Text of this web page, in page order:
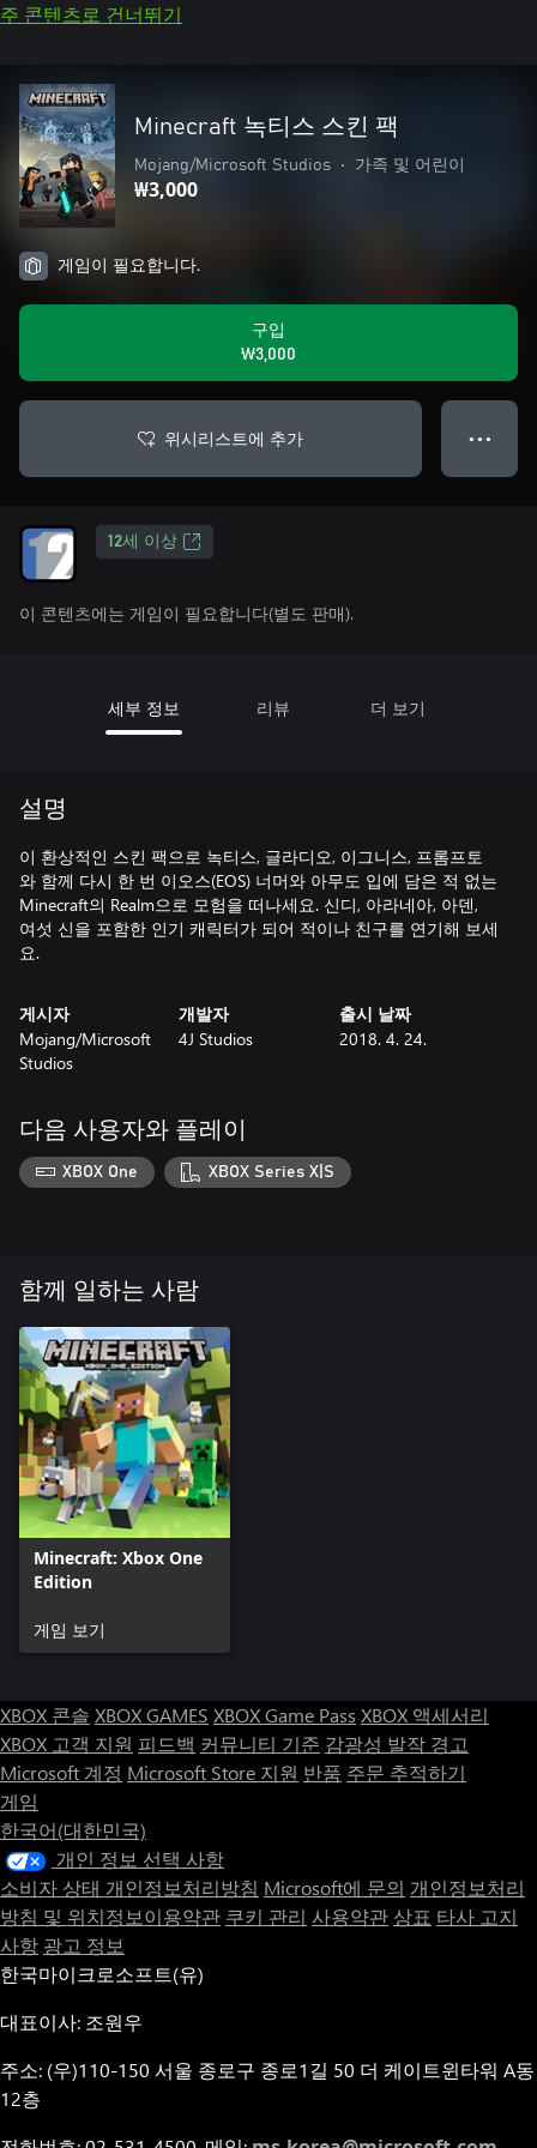
주 콘텐츠로 건너뛰기
Minecraft 녹티스 스킨 팩
Mojang/Microsoft Studios • 가족 및 어린이
₩3,000
게임이 필요합니다.
구입
₩3,000
위시리스트에 추가 ● ● ●
12세 이상
이 콘텐츠에는 게임이 필요합니다(별도 판매).
세부 정보 리뷰 더 보기
설명
이 환상적인 스킨 팩으로 녹티스, 글라디오, 이그니스, 프롬프토
와 함께 다시 한 번 이오스(EOS) 너머와 아무도 입에 담은 적 없는
Minecraft의 Realm으로 모험을 떠나세요. 신디, 아라네아, 아덴,
여섯 신을 포함한 인기 캐릭터가 되어 적이나 친구를 연기해 보세
요.
게시자
Mojang/Microsoft
Studios
개발자
4J Studios
출시 날짜
2018. 4. 24.
다음 사용자와 플레이
XBOX One XBOX Series X|S
함께 일하는 사람
Minecraft: Xbox One
Edition
게임 보기
XBOX 콘솔 XBOX GAMES XBOX Game Pass XBOX 액세서리
XBOX 고객 지원 피드백 커뮤니티 기준 감광성 발작 경고
Microsoft 계정 Microsoft Store 지원 반품 주문 추적하기
게임
한국어(대한민국)
개인 정보 선택 사항
소비자 상태 개인정보처리방침 Microsoft에 문의 개인정보처리
방침 및 위치정보이용약관 쿠키 관리 사용약관 상표 타사 고지
사항 광고 정보
한국마이크로소프트(유)
대표이사: 조원우
주소: (우)110-150 서울 종로구 종로1길 50 더 케이트윈타워 A동
12층